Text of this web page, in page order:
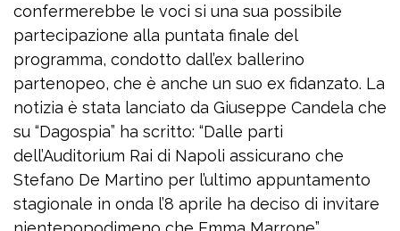
confermerebbe le voci si una sua possibile
partecipazione alla puntata finale del
programma, condotto dall’ex ballerino
partenopeo, che è anche un suo ex fidanzato. La
notizia è stata lanciato da Giuseppe Candela che
su “Dagospia” ha scritto: “Dalle parti
dell’Auditorium Rai di Napoli assicurano che
Stefano De Martino per l’ultimo appuntamento
stagionale in onda l’8 aprile ha deciso di invitare